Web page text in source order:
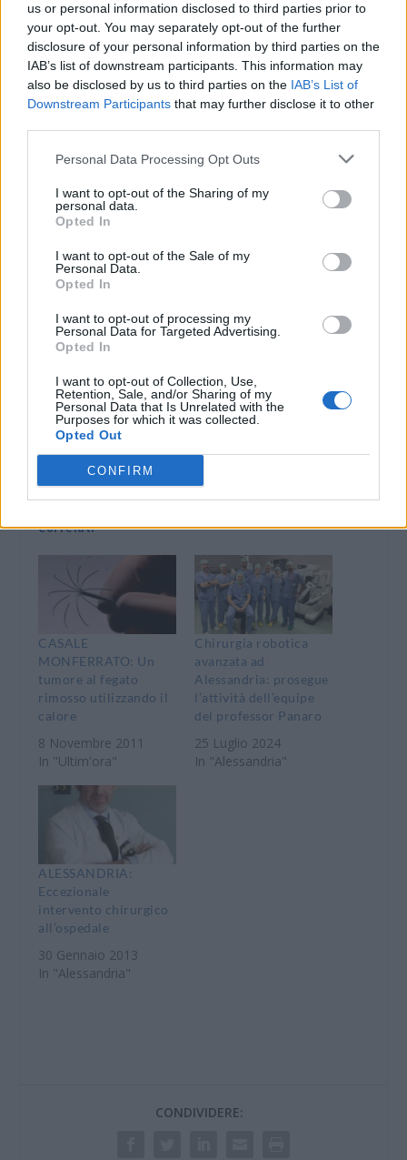
us or personal information disclosed to third parties prior to
your opt-out. You may separately opt-out of the further
disclosure of your personal information by third parties on the
IAB’s list of downstream participants. This information may
also be disclosed by us to third parties on the IAB’s List of
Downstream Participants that may further disclose it to other
Personal Data Processing Opt Outs
I want to opt-out of the Sharing of my
personal data.
Opted In
I want to opt-out of the Sale of my
Personal Data.
Opted In
I want to opt-out of processing my
Personal Data for Targeted Advertising.
Opted In
I want to opt-out of Collection, Use,
Retention, Sale, and/or Sharing of my
Personal Data that Is Unrelated with the
Purposes for which it was collected.
Opted Out
CONFIRM
DOWNLOAD QR 🠋
Condividi:
WhatsApp
Stampa
Correlati
CASALE
MONFERRATO: Un
tumore al fegato
rimosso utilizzando il
calore
8 Novembre 2011
In "Ultim'ora"
Chirurgia robotica
avanzata ad
Alessandria: prosegue
l’attività dell’equipe
del professor Panaro
25 Luglio 2024
In "Alessandria"
ALESSANDRIA:
Eccezionale
intervento chirurgico
all’ospedale
30 Gennaio 2013
In "Alessandria"
CONDIVIDERE: